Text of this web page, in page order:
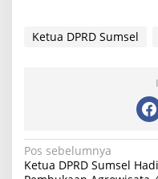
Ketua DPRD Sumsel
N
Pos sebelumnya
Ketua DPRD Sumsel